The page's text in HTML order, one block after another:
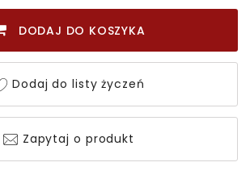
DODAJ DO KOSZYKA
Dodaj do listy życzeń
Zapytaj o produkt